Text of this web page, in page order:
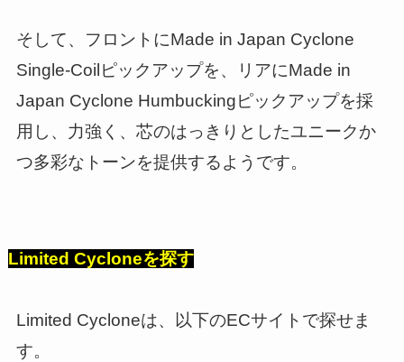
そして、フロントにMade in Japan Cyclone
Single-Coilピックアップを、リアにMade in
Japan Cyclone Humbuckingピックアップを採
用し、力強く、芯のはっきりとしたユニークか
つ多彩なトーンを提供するようです。
Limited Cycloneを探す
Limited Cycloneは、以下のECサイトで探せま
す。